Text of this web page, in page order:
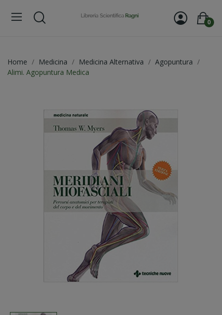
0
Home Medicina Medicina Alternativa
Agopuntura
Alimi. Agopuntura Medica